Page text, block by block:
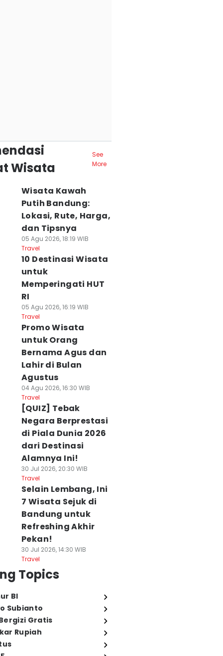
Wisata
See
More
Wisata Kawah
Putih Bandung:
Lokasi, Rute, Harga,
dan Tipsnya
05 Agu 2026, 18:19 WIB
Travel
10 Destinasi Wisata
untuk
Memperingati HUT
RI
05 Agu 2026, 16:19 WIB
Travel
Promo Wisata
untuk Orang
Bernama Agus dan
Lahir di Bulan
Agustus
04 Agu 2026, 16:30 WIB
Travel
[QUIZ] Tebak
Negara Berprestasi
di Piala Dunia 2026
dari Destinasi
Alamnya Ini!
30 Jul 2026, 20:30 WIB
Travel
Selain Lembang, Ini
7 Wisata Sejuk di
Bandung untuk
Refreshing Akhir
Pekan!
30 Jul 2026, 14:30 WIB
Travel
Topics
BI
Subianto
Gratis
Rupiah